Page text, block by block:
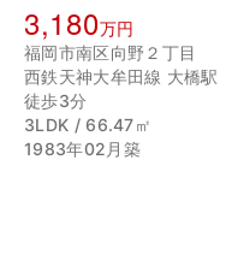
3,180万円
福岡市南区向野２丁目
西鉄天神大牟田線 大橋駅
徒歩3分
3LDK / 66.47㎡
1983年02月築